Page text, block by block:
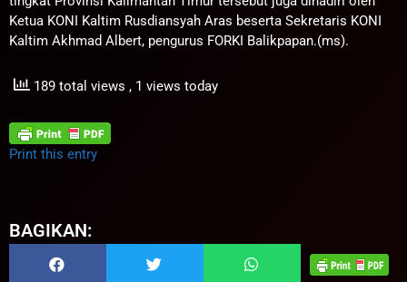
Ketua KONI Kaltim Rusdiansyah Aras beserta Sekretaris KONI
Kaltim Akhmad Albert, pengurus FORKI Balikpapan.(ms).
189 total views , 1 views today
Print this entry
BAGIKAN: